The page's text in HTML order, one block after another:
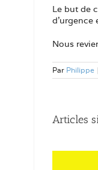
Le but de
Nous
Par Philippe
Articles